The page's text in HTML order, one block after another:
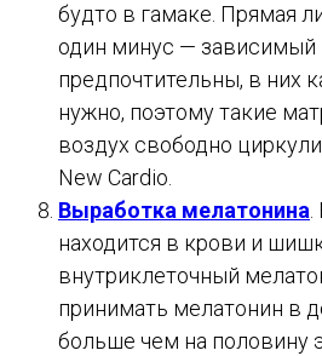
будто в гамаке. Прямая
один минус —
предпочтительны, в них
нужно, поэтому такие
воздух свободно
New Cardio.
Выработка мелатонина
находится в крови и
внутриклеточный
принимать мелатонин в
больше чем на половину